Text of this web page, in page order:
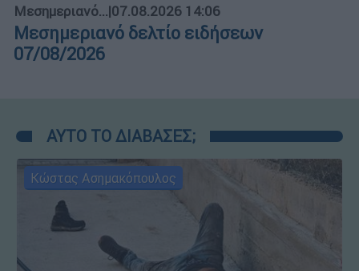
Μεσημεριανό...|07.08.2026 14:06
Μεσημεριανό δελτίο ειδήσεων
07/08/2026
ΑΥΤΟ ΤΟ ΔΙΑΒΑΣΕΣ;
Κώστας Ασημακόπουλος